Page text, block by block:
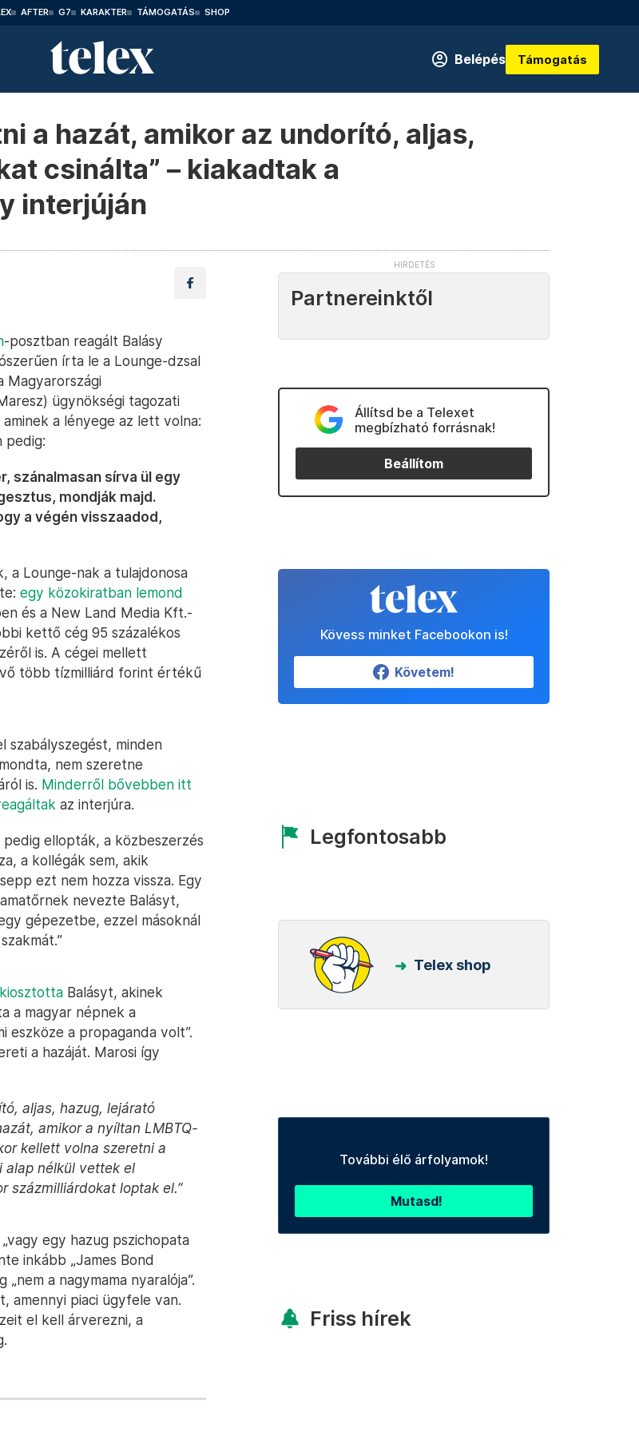
AFTER G7 KARAKTER TÁMOGATÁS SHOP
Belépés Támogatás
a hazát, amikor az undorító, aljas,
csinálta” – kiakadtak a
interjúján
-posztban reagált Balásy
írta le a Lounge-dzsal
Magyarországi
ügynökségi tagozati
a lényege az lett volna:
pedig:
szánalmasan sírva ül egy
mondják majd.
a végén visszaadod,
a Lounge-nak a tulajdonosa
egy közokiratban lemond
és a New Land Media Kft.-
kettő cég 95 százalékos
is. A cégei mellett
több tízmilliárd forint értékű
szabályszegést, minden
nem szeretne
is. Minderről bővebben itt
az interjúra.
ellopták, a közbeszerzés
a kollégák sem, akik
ezt nem hozza vissza. Egy
nevezte Balásyt,
gépezetbe, ezzel másoknál
kiosztotta Balásyt, akinek
a magyar népnek a
eszköze a propaganda volt”.
a hazáját. Marosi így
aljas, hazug, lejárató
amikor a nyíltan LMBTQ-
kellett volna szeretni a
alap nélkül vettek el
százmilliárdokat loptak el.”
egy hazug pszichopata
inkább „James Bond
a nagymama nyaralója”.
amennyi piaci ügyfele van.
el kell árverezni, a
Partnereinktől
Állítsd be a Telexet
megbízható forrásnak!
Beállítom
Kövess minket Facebookon is!
Követem!
Legfontosabb
Telex shop
További élő árfolyamok!
Mutasd!
Friss hírek